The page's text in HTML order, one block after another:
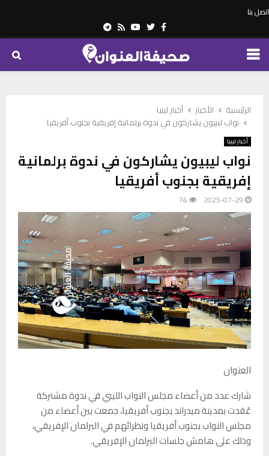
اتصل بنا
Facebook
Twitter
Youtube
Rss
Telegram
PRIMARY
الرئيسية الأخبار
أخبار ليبيا
نواب ليبيون يشاركون في ندوة برلمانية إفريقية بجنوب أفريقيا
أخبار ليبيا
نواب ليبيون يشاركون في ندوة برلمانية
إفريقية بجنوب أفريقيا
2025-07-29
74
العنوان
شارك عدد من أعضاء مجلس النواب الليبي في ندوة مشتركة
عُقدت بمدينة ميدراند بجنوب أفريقيا، جمعت بين أعضاء من
مجلس النواب بجنوب أفريقيا ونظرائهم في البرلمان الإفريقي،
وذلك على هامش جلسات البرلمان الإفريقي.